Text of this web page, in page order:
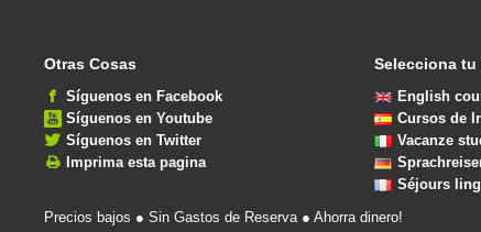
Otras Cosas
Síguenos en Facebook
Síguenos en Youtube
Síguenos en Twitter
Imprima esta pagina
Selecciona tu
English
Cursos de
Vacanze
Séjours
Precios bajos ● Sin Gastos de Reserva ● Ahorra dinero!